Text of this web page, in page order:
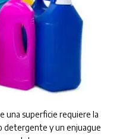
una superficie requiere la
detergente y un enjuague